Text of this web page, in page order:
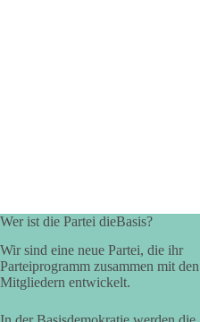
Wer ist die Partei dieBasis?
Wir sind eine neue Partei, die ihr
Parteiprogramm zusammen mit den
Mitgliedern entwickelt.